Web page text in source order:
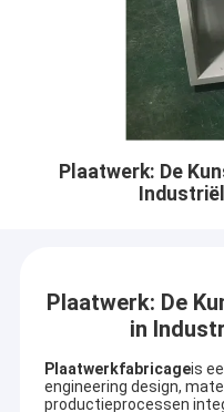
Plaatwerk: De
Plaatwerk: De
in
Plaatwerkfabricageis
engineering design,
productieprocessen